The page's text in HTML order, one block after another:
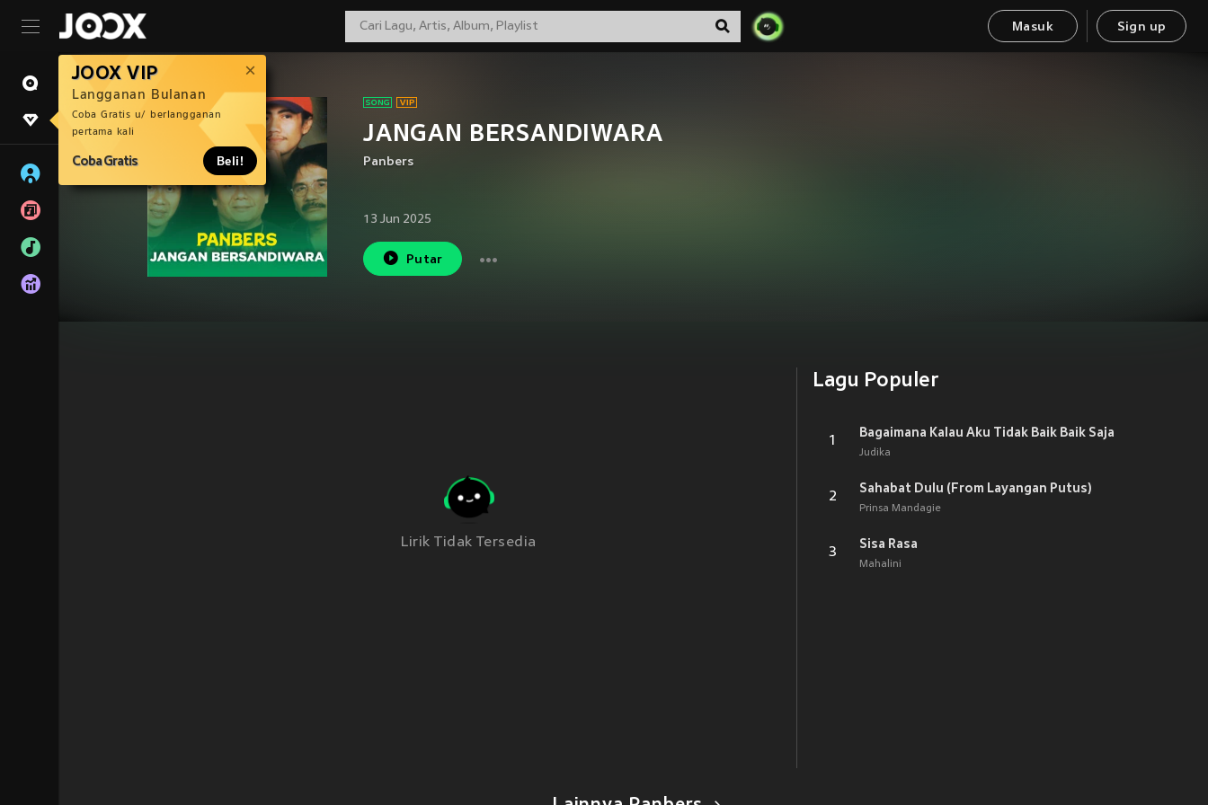
Masuk Sign up
JOOX VIP
Langganan Bulanan
Coba Gratis u/ berlangganan
pertama kali
Coba Gratis Beli!
JANGAN BERSANDIWARA
Panbers
13 Jun 2025
Putar
Lirik Tidak Tersedia
Lagu Populer
1
Bagaimana Kalau Aku Tidak Baik Baik Saja
Judika
2
Sahabat Dulu (From Layangan Putus)
Prinsa Mandagie
3
Sisa Rasa
Mahalini